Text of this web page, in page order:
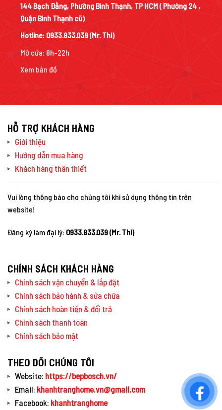
144 Bạch Đằng, Phường Bình Thạnh, TP HCM ( Phường 24 ,
Quận Bình Thạnh cũ)
Hotline: 0933.833.039(Mr. Thi)
Mở cửa: 8h-22h
Xem bản đồ
HỖ TRỢ KHÁCH HÀNG
Giới thiệu
Hướng dẫn mua hàng
Khách hàng thân thiết
Vui lòng thông báo cho chúng tôi khi sử dụng thông tin trên
website!
Đăng ký làm đại lý: 0933.833.039 (Mr. Thi)
CHÍNH SÁCH KHÁCH HÀNG
Chính sách vận chuyển & lắp đặt
Chính sách bảo hành & sửa chữa
Chính sách hoàn tiền & đổi trả
Chính sách thanh toán
Chính sách bảo mật
THEO DÕI CHÚNG TÔI
Website: https://bepbosch.vn/
Email: khanhtranghome.vn@gmail.com
Facebook: khanhtranghome